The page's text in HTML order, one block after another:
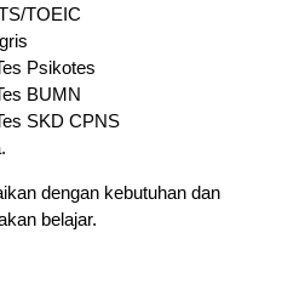
TOEIC
Psikotes
BUMN
SKD CPNS
dengan kebutuhan dan
belajar.